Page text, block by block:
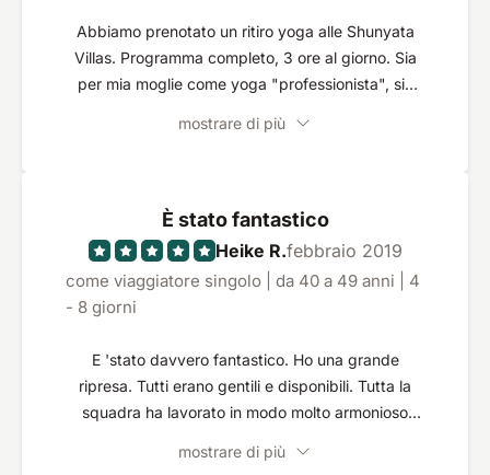
Abbiamo prenotato un ritiro yoga alle Shunyata
Villas. Programma completo, 3 ore al giorno. Sia
per mia moglie come yoga "professionista", sia
completo successo. Riposo migliore, ottimo yoga,
direzione e il personale sono sempre gentili e
disponibili. Raramente lo abbiamo sperimentato in
questo modo. Il massaggio e lo yoga erano
fantastici. Marta, la nostra insegnante di yoga era
al 100% sulle nostre richieste, il cibo e il servizio
Abbiamo già visto molto, per le Shunyata Villas
possiamo dare le 5 stelle in piena convinzione.
mostrare di più
È stato fantastico
Heike R.febbraio 2019
come viaggiatore singolo | da 40 a 49 anni | 4
- 8 giorni
E 'stato davvero fantastico. Ho una grande
ripresa. Tutti erano gentili e disponibili. Tutta la
squadra ha lavorato in modo molto armonioso
settimane, ho ricevuto il mio miglior massaggio
mostrare di più